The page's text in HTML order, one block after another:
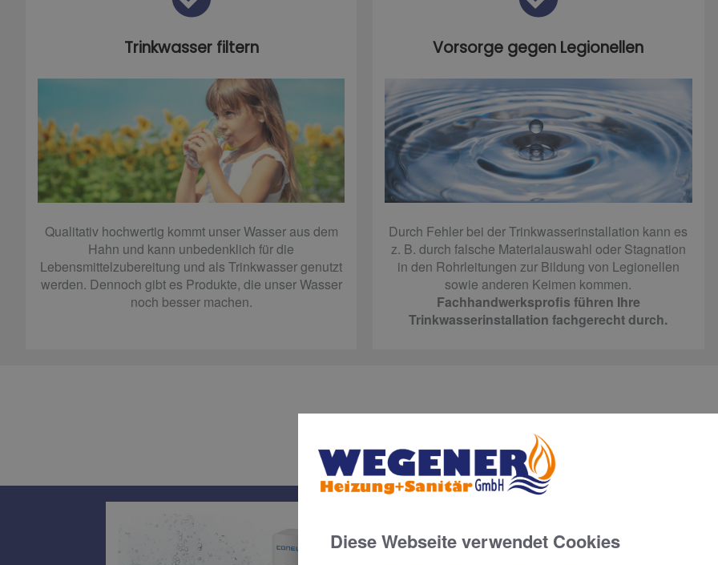
Trinkwasser filtern
Qualitativ hochwertig kommt unser Wasser aus dem
Hahn und kann unbedenklich für die
Lebensmittelzubereitung und als Trinkwasser genutzt
werden. Dennoch gibt es Produkte, die unser Wasser
noch besser machen.
Vorsorge gegen Legionellen
Durch Fehler bei der Trinkwasserinstallation kann es
z. B. durch falsche Materialauswahl oder Stagnation
in den Rohrleitungen zur Bildung von Legionellen
sowie anderen Keimen kommen.
Fachhandwerksprofis führen Ihre
Trinkwasserinstallation fachgerecht durch.
Produkte, die Ihr Trinkwasser besser
Schmutziges Trinkwasser betrifft nicht nur
Diese Webseite verwendet Cookies